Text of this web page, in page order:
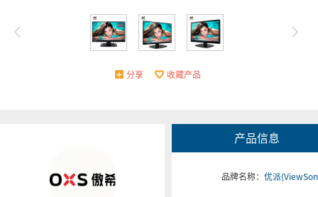
分享 收藏产品
产品信息
品牌名称： 优派